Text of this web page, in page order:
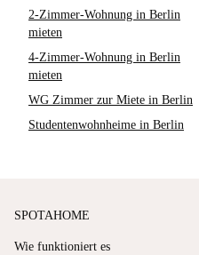
2-Zimmer-Wohnung in Berlin
mieten
4-Zimmer-Wohnung in Berlin
mieten
WG Zimmer zur Miete in Berlin
Studentenwohnheime in Berlin
SPOTAHOME
Wie funktioniert es